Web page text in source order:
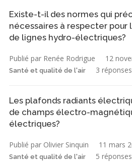
Existe-t-il des normes qui
nécessaires à respecter pour
de lignes hydro-électriques?
Publié par Renée Rodrigue 12
Santé et qualité de l'air 3 réponses
Les plafonds radiants
de champs électro-
électriques?
Publié par Olivier Sinquin 11 mars
Santé et qualité de l'air 5 réponses